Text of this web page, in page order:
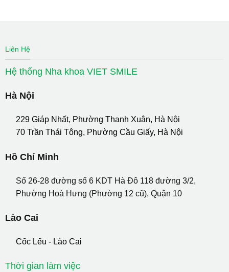
Liên Hệ
Hệ thống Nha khoa VIET SMILE
Hà Nội
229 Giáp Nhất, Phường Thanh Xuân, Hà Nội
70 Trần Thái Tông, Phường Cầu Giấy, Hà Nội
Hồ Chí Minh
Số 26-28 đường số 6 KDT Hà Đô 118 đường 3/2,
Phường Hoà Hưng (Phường 12 cũ), Quận 10
Lào Cai
Cốc Lếu - Lào Cai
Thời gian làm việc